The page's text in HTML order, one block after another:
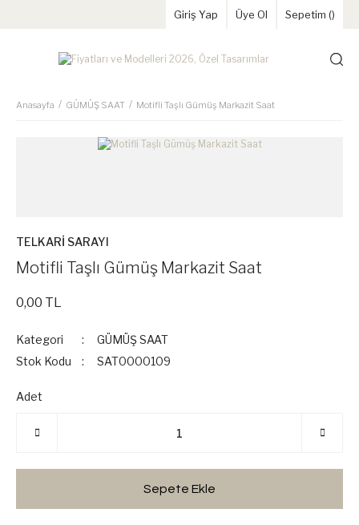
Giriş Yap Üye Ol Sepetim ()
Anasayfa GÜMÜŞ SAAT Motifli Taşlı Gümüş Markazit Saat
TELKARİ SARAYI
Motifli Taşlı Gümüş Markazit Saat
0,00 TL
Kategori
GÜMÜŞ SAAT
Stok Kodu
SAT0000109
Adet
Sepete Ekle